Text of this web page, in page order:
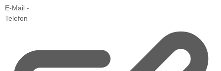
E-Mail -
Telefon -